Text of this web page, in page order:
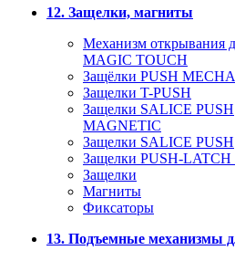
12. Защелки, магниты
Механизм открывания
MAGIC TOUCH
Защёлки PUSH
Защелки T-PUSH
Защелки SALICE PUSH
MAGNETIC
Защелки SALICE PUSH
Защелки PUSH-LATCH
Защелки
Магниты
Фиксаторы
13. Подъемные механизмы